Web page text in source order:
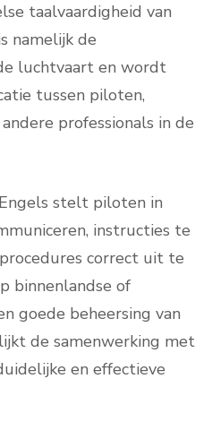
taalvaardigheid van
namelijk de
luchtvaart en wordt
tussen piloten,
professionals in de
stelt piloten in
instructies te
correct uit te
binnenlandse of
goede beheersing van
de samenwerking met
en effectieve